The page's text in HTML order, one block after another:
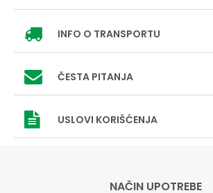
INFO O TRANSPORTU
ČESTA PITANJA
USLOVI KORIŠĆENJA
NAČIN UPOTREBE